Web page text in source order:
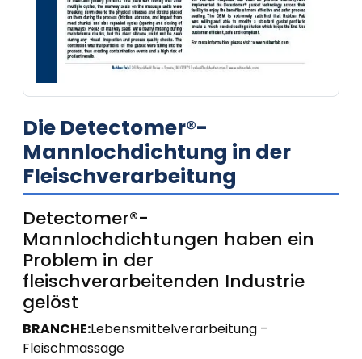
Die Detectomer®-
Mannlochdichtung in der
Fleischverarbeitung
Detectomer®-
Mannlochdichtungen haben ein
Problem in der
fleischverarbeitenden Industrie
gelöst
BRANCHE:Lebensmittelverarbeitung –
Fleischmassage